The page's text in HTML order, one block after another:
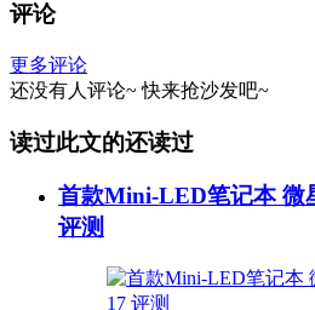
评论
更多评论
还没有人评论~ 快来抢沙发吧~
读过此文的还读过
首款Mini-LED笔记本 微
评测